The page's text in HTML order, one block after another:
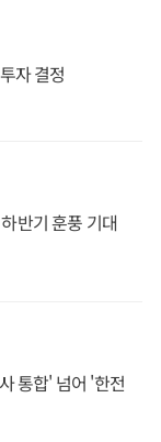
자 결정
반기 훈풍 기대
통합' 넘어 '한전